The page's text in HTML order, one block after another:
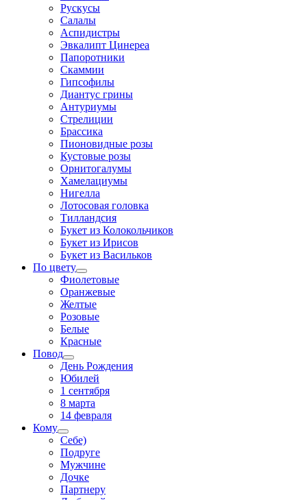
Рускусы
Салалы
Аспидистры
Эвкалипт Цинереа
Папоротники
Скаммии
Гипсофилы
Диантус грины
Антуриумы
Стрелиции
Брассика
Пионовидные розы
Кустовые розы
Орнитогалумы
Хамелациумы
Нигелла
Лотосовая головка
Тилландсия
Букет из Колокольчиков
Букет из Ирисов
Букет из Васильков
По цвету
Фиолетовые
Оранжевые
Желтые
Розовые
Белые
Красные
Повод
День Рождения
Юбилей
1 сентября
8 марта
14 февраля
Кому
Себе)
Подруге
Мужчине
Дочке
Партнеру